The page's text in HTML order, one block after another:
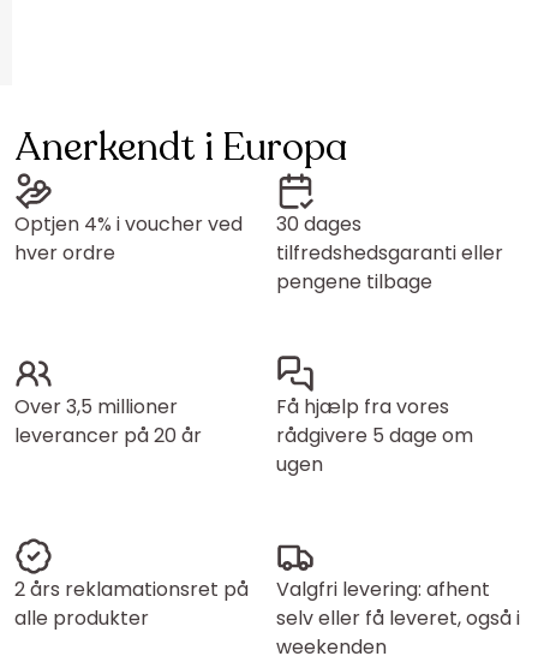
Anerkendt i Europa
Optjen 4% i voucher ved
hver ordre
30 dages
tilfredshedsgaranti eller
pengene tilbage
Over 3,5 millioner
leverancer på 20 år
Få hjælp fra vores
rådgivere 5 dage om
ugen
2 års reklamationsret på
alle produkter
Valgfri levering: afhent
selv eller få leveret, også i
weekenden